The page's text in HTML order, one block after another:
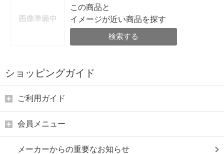
この商品と
イメージが近い商品を探す
検索する
ショッピングガイド
ご利用ガイド
会員メニュー
メーカーからの重要なお知らせ